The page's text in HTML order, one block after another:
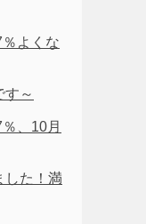
よくな
す～
、10月
した！満